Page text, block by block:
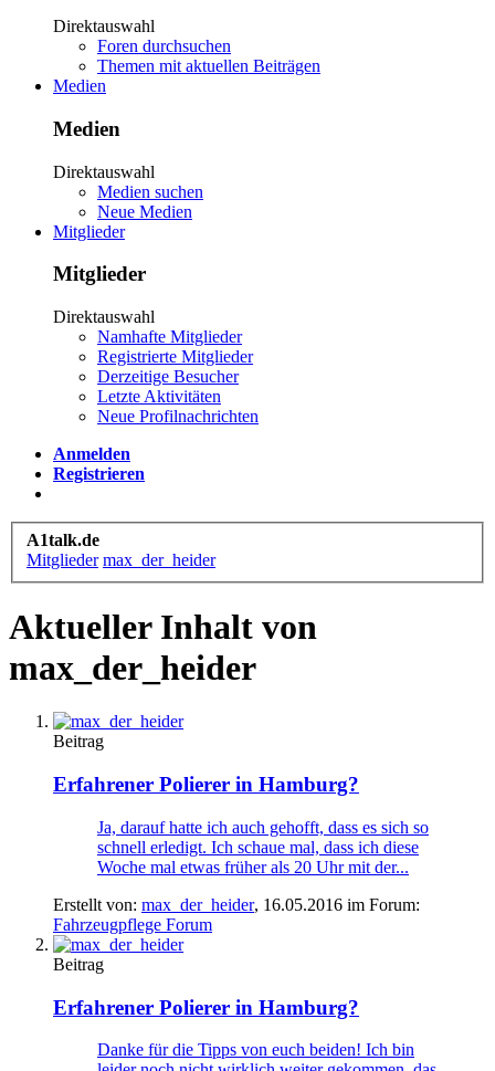
Direktauswahl
Foren durchsuchen
Themen mit aktuellen Beiträgen
Medien
Medien
Direktauswahl
Medien suchen
Neue Medien
Mitglieder
Mitglieder
Direktauswahl
Namhafte Mitglieder
Registrierte Mitglieder
Derzeitige Besucher
Letzte Aktivitäten
Neue Profilnachrichten
Anmelden
Registrieren
A1talk.de
Mitglieder max_der_heider
Aktueller Inhalt von
max_der_heider
Beitrag
Erfahrener Polierer in Hamburg?
Ja, darauf hatte ich auch gehofft, dass es sich so
schnell erledigt. Ich schaue mal, dass ich diese
Woche mal etwas früher als 20 Uhr mit der...
Erstellt von: max_der_heider, 16.05.2016 im Forum:
Fahrzeugpflege Forum
Beitrag
Erfahrener Polierer in Hamburg?
Danke für die Tipps von euch beiden! Ich bin